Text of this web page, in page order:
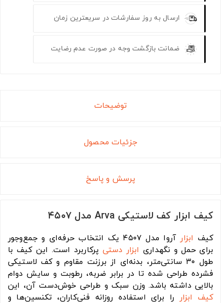
ارسال به روز سفارشات در سریعترین زمان
ضمانت بازگشت وجه در صورت عدم رضایت
توضیحات
جزئیات محصول
پرسش و پاسخ
کیف ابزار کف لاستیکی Arva مدل ۴۵۰۷
کیف ابزار
آروا مدل ۴۵۰۷ یک انتخاب حرفه‌ای و جمع‌وجور
برای حمل و نگهداری ابزار دستی پرکاربرد است. این کیف با
طول ۳۰ سانتی‌متر، بدنه‌ای از برزنت مقاوم و کف لاستیکی
فشرده طراحی شده تا در برابر ضربه، رطوبت و سایش دوام
بالایی داشته باشد. وزن سبک و طراحی خوش‌دست آن، این
کیف ابزار
را برای استفاده روزانه فنی‌کاران، تکنسین‌ها و